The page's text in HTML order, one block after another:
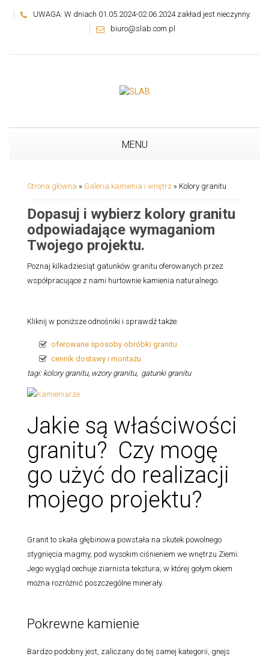
UWAGA: W dniach 01.05.2024-02.06.2024 zakład jest nieczynny.
biuro@slab.com.pl
MENU
Strona główna » Galeria kamienia i wnętrz » Kolory granitu
Dopasuj i wybierz kolory granitu
odpowiadające wymaganiom
Twojego projektu.
Poznaj kilkadziesiąt gatunków granitu oferowanych przez
współpracujące z nami hurtownie kamienia naturalnego.
Kliknij w poniższe odnośniki i sprawdź także:
oferowane sposoby obróbki granitu
cennik dostawy i montażu
tagi: kolory granitu, wzory granitu, gatunki granitu
Jakie są właściwości
granitu? Czy mogę
go użyć do realizacji
mojego projektu?
Granit to skała głębinowa powstała na skutek powolnego
stygnięcia magmy, pod wysokim ciśnieniem we wnętrzu Ziemi.
Jego wygląd cechuje ziarnista tekstura, w której gołym okiem
można rozróżnić poszczególne minerały.
Pokrewne kamienie
Bardzo podobny jest, zaliczany do tej samej kategorii, gnejs